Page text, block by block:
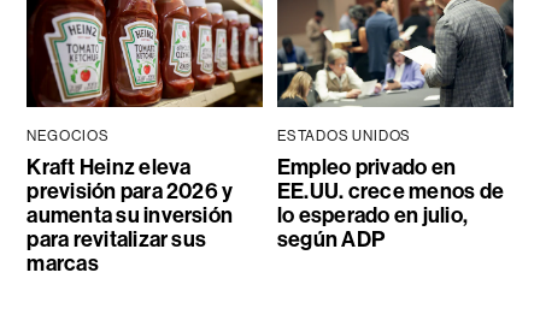
NEGOCIOS
Kraft Heinz eleva
previsión para 2026 y
aumenta su inversión
para revitalizar sus
marcas
ESTADOS UNIDOS
Empleo privado en
EE.UU. crece menos de
lo esperado en julio,
según ADP